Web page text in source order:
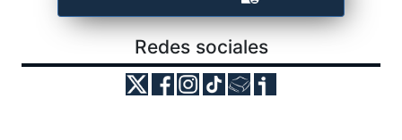
Redes sociales